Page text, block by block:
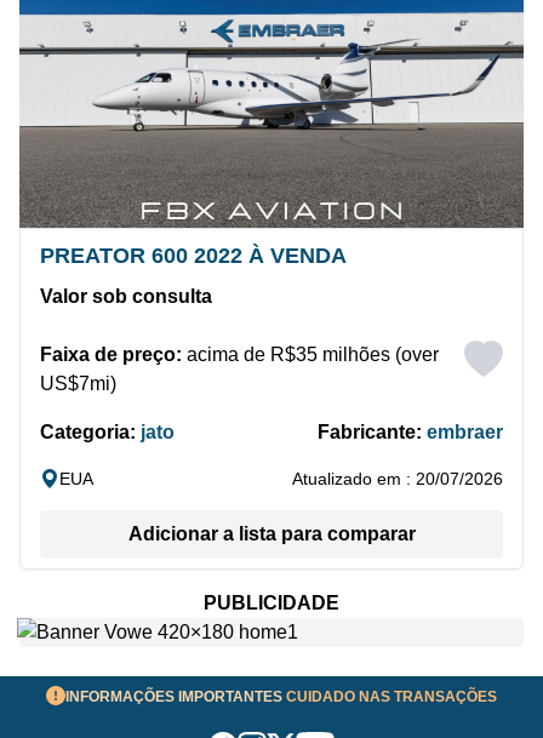
PREATOR 600 2022 À VENDA
Valor sob consulta
Faixa de preço: acima de R$35 milhões (over
US$7mi)
Categoria: jato Fabricante: embraer
EUA Atualizado em : 20/07/2026
Adicionar a lista para comparar
PUBLICIDADE
INFORMAÇÕES IMPORTANTES CUIDADO NAS TRANSAÇÕES